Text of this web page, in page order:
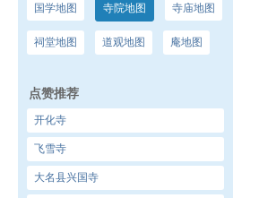
国学地图 寺院地图 寺庙地图
祠堂地图 道观地图 庵地图
点赞推荐
开化寺
飞雪寺
大名县兴国寺